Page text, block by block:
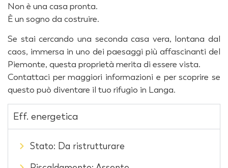
Non è una casa pronta.
È un sogno da costruire.
Se stai cercando una seconda casa vera, lontana dal
caos, immersa in uno dei paesaggi più affascinanti del
Piemonte, questa proprietà merita di essere vista.
Contattaci per maggiori informazioni e per scoprire se
questo può diventare il tuo rifugio in Langa.
Eff. energetica
Stato: Da ristrutturare